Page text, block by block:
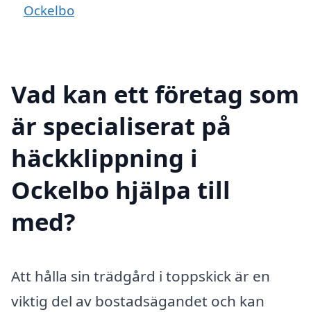
Ockelbo
Vad kan ett företag som
är specialiserat på
häckklippning i
Ockelbo hjälpa till
med?
Att hålla sin trädgård i toppskick är en
viktig del av bostadsägandet och kan